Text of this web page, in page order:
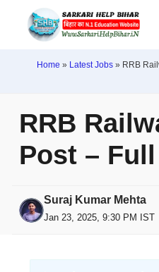
Home » Latest Jobs » RRB
RRB
Post –
Suraj Kumar Mehta
Jan 23, 2025, 9:30 PM IST